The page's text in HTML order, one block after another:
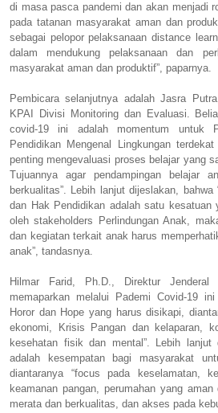
di masa pasca pandemi dan akan menjadi
pada tatanan masyarakat aman dan
sebagai pelopor pelaksanaan distance
dalam mendukung pelaksanaan dan
masyarakat aman dan produktif”, paparnya.
Pembicara selanjutnya adalah Jasra
KPAI Divisi Monitoring dan Evaluasi.
covid-19 ini adalah momentum untuk
Pendidikan Mengenal Lingkungan
penting mengevaluasi proses belajar yang
Tujuannya agar pendampingan belajar
berkualitas”. Lebih lanjut dijeslakan,
dan Hak Pendidikan adalah satu kesatuan
oleh stakeholders Perlindungan Anak,
dan kegiatan terkait anak harus
anak”, tandasnya.
Hilmar Farid, Ph.D., Direktur Jenderal
memaparkan melalui Pademi Covid-19
Horor dan Hope yang harus disikapi,
ekonomi, Krisis Pangan dan kelaparan,
kesehatan fisik dan mental”. Lebih lanjut
adalah kesempatan bagi masyarakat
diantaranya “focus pada keselamatan,
keamanan pangan, perumahan yang
merata dan berkualitas, dan akses pada